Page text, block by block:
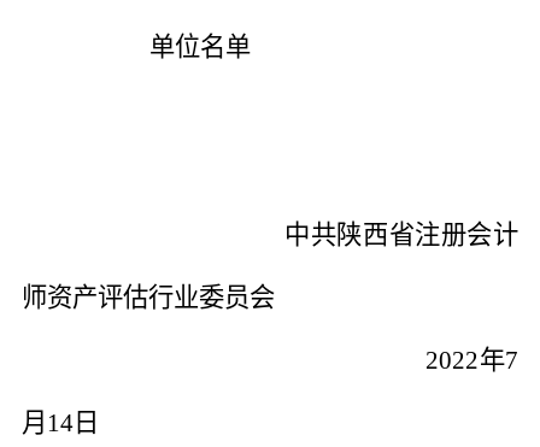
单位名单
中共陕西省注册会计
师资产评估行业委员会
2022年7
月 14 日